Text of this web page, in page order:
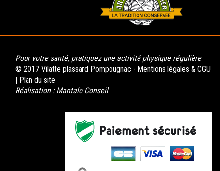
Pour votre santé, pratiquez une activité physique régulière
© 2017 Vilatte plassard Pompougnac - Mentions légales & CGU
| Plan du site
Réalisation : Mantalo Conseil